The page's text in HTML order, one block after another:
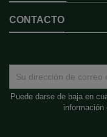
CONTACTO
Puede darse de baja en